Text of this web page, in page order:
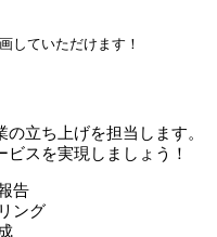
していただけます！
の立ち上げを担当します。
スを実現しましょう！
告
ング